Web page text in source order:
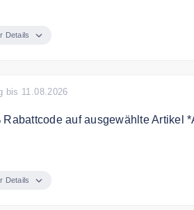
Details
bis 11.08.2026
Rabattcode auf ausgewählte Artikel
MBW. Artikel sind schon reduziert.
Details